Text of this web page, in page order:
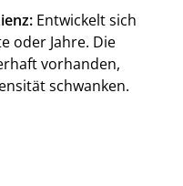
Entwickelt sich
oder Jahre. Die
vorhanden,
schwanken.